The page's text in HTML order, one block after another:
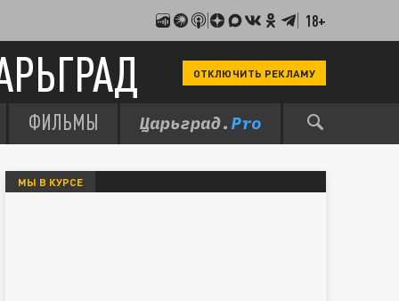
18+
ОТКЛЮЧИТЬ РЕКЛАМУ
ФИЛЬМЫ
МЫ В КУРСЕ